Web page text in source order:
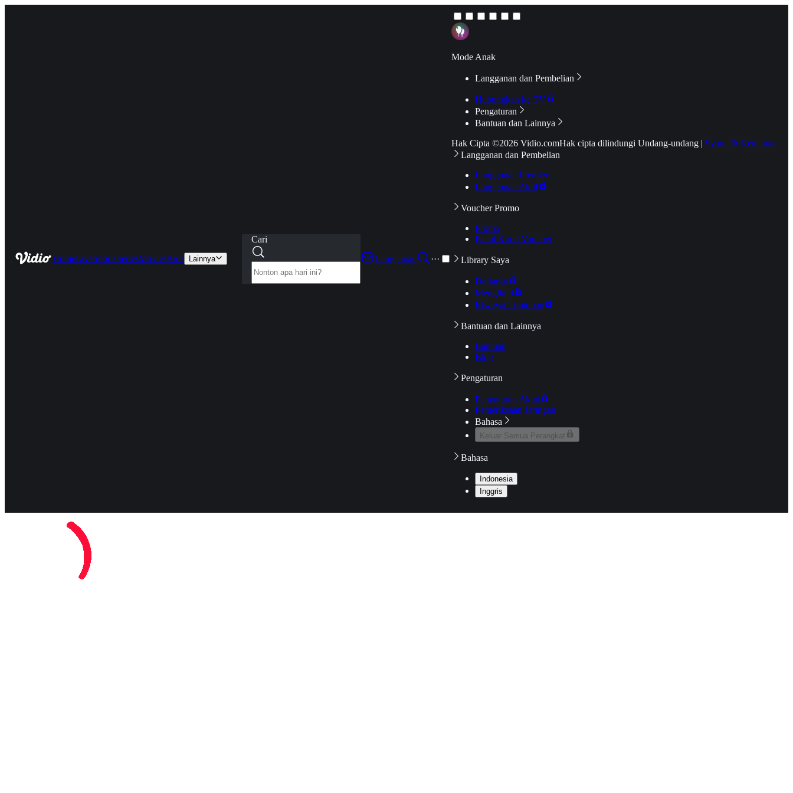
HomeLiveSportsSeriesMoviesKids Lainnya
Cari
Langganan
···
Mode Anak
Langganan dan Pembelian
Hubungkan ke TV
Pengaturan
Bantuan dan Lainnya
Hak Cipta ©2026 Vidio.comHak cipta dilindungi Undang-undang | Syarat & Ketentuan
Langganan dan Pembelian
Langganan Premier
Langganan Aktif
Voucher Promo
Promo
Pakai Kode Voucher
Library Saya
Daftarku
Mengikuti
Riwayat Tontonan
Bantuan dan Lainnya
Bantuan
Blog
Pengaturan
Pengaturan Akun
Pemeriksaan Jaringan
Bahasa
Keluar Semua Perangkat
Bahasa
Indonesia
Inggris